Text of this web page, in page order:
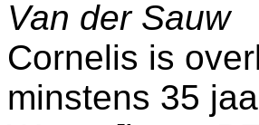
Van der Sauw
Cornelis is
minstens 35